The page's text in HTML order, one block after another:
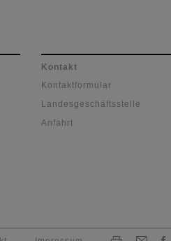
Kontakt
Kontaktformular
Landesgeschäftsstelle
Anfahrt